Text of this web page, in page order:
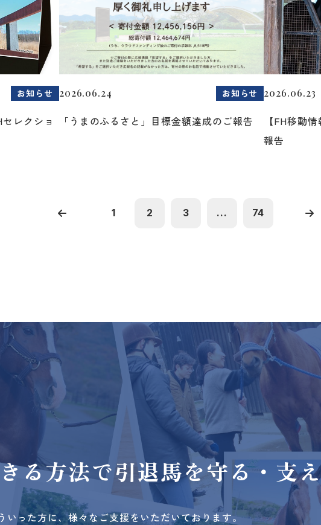
お知らせ
レクショ
2026.06.24 お知らせ
「うまのふるさと」目標金額達成のご報告
2026.06.23
【FH移動
報告
1 2 3 ... 74
る方法で引退馬を守る・支
いった方に、様々なご支援をいただいております。